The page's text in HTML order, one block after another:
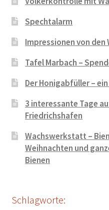
Spechtalarm
Impressionen von
Tafel Marbach –
Der Honigabfüller –
3 interessante Tage
Friedrichshafen
Wachswerkstatt –
Weihnachten und
Bienen
Schlagworte: